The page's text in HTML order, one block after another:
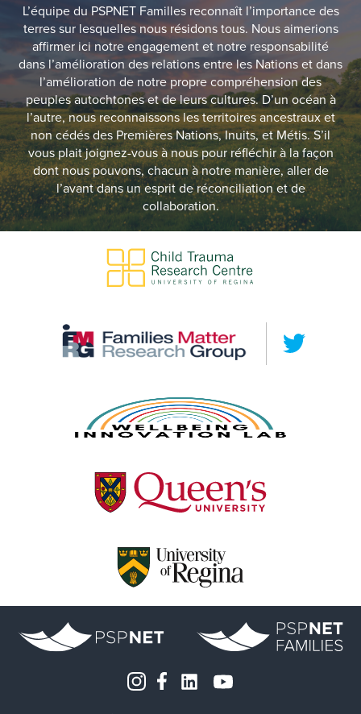
L’équipe du PSPNET Familles reconnaît l’importance des
terres sur lesquelles nous résidons tous. Nous aimerions
affirmer ici notre engagement et notre responsabilité
dans l’amélioration des relations entre les Nations et dans
l’amélioration de notre propre compréhension des
peuples autochtones et de leurs cultures. D’un océan à
l’autre, nous reconnaissons les territoires ancestraux et
non cédés des Premières Nations, Inuits, et Métis. S’il
vous plait joignez-vous à nous pour réfléchir à la façon
dont nous pouvons, chacun à notre manière, aller de
l’avant dans un esprit de réconciliation et de
collaboration.